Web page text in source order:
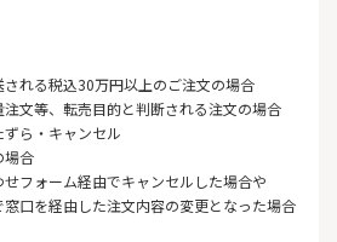
れる税込30万円以上のご注文の場合
文等、転売目的と判断される注文の場合
ら・キャンセル
場合
フォーム経由でキャンセルした場合や
口を経由した注文内容の変更となった場合